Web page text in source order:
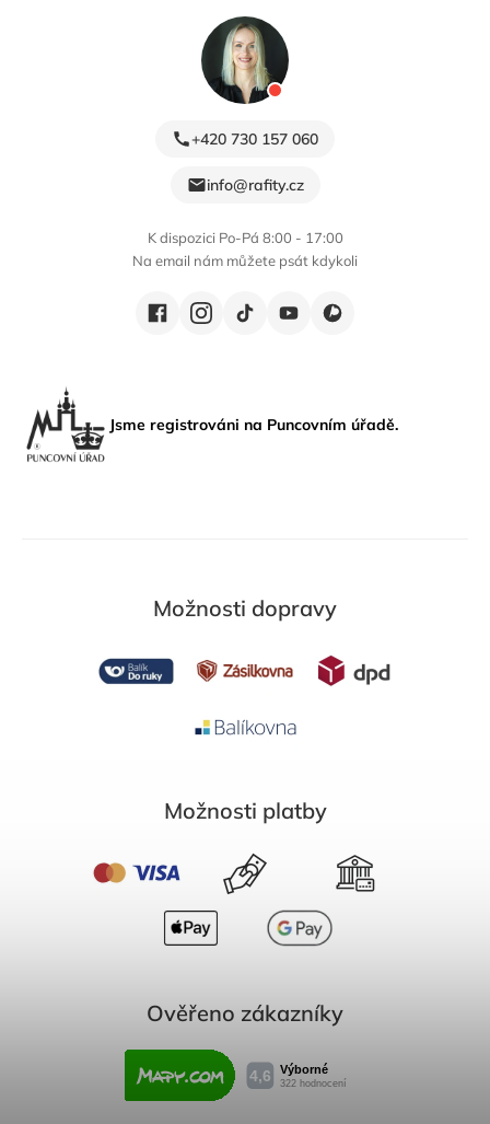
+420 730 157 060
info@rafity.cz
K dispozici Po-Pá 8:00 - 17:00
Na email nám můžete psát kdykoli
Jsme registrováni na Puncovním úřadě.
Možnosti dopravy
Možnosti platby
Ověřeno zákazníky